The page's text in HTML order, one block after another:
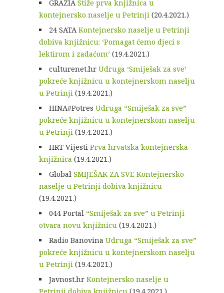
GRAZIAStiže prva knjižnica u
kontejnersko naselje u Petrinji(20.4.2021.)
24 SATAKontejnersko naselje u Petrinji
dobiva knjižnicu: ‘Pomagat ćemo djeci s
lektirom i zadaćom’ (19.4.2021.)
culturenet.hrUdruga ‘Smiješak za sve’
pokreće knjižnicu u kontejnerskom naselju
u Petrinji(19.4.2021.)
HINA#PotresUdruga “Smiješak za sve”
pokreće knjižnicu u kontejnerskom naselju
u Petrinji(19.4.2021.)
HRT VijestiPrva hrvatska kontejnerska
knjižnica (19.4.2021.)
GlobalSMIJEŠAK ZA SVE Kontejnersko
naselje u Petrinji dobiva knjižnicu
(19.4.2021.)
044 Portal “Smiješak za sve” u Petrinji
otvara novu knjižnicu(19.4.2021.)
Radio BanovinaUdruga “Smiješak za sve”
pokreće knjižnicu u kontejnerskom naselju
u Petrinji(19.4.2021.)
Javnost.hrKontejnersko naselje u